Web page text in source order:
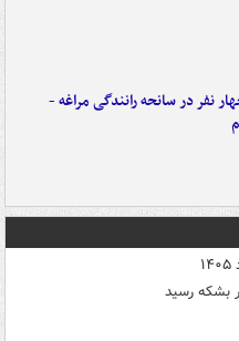
نفر در سانحه رانندگی مراغه -